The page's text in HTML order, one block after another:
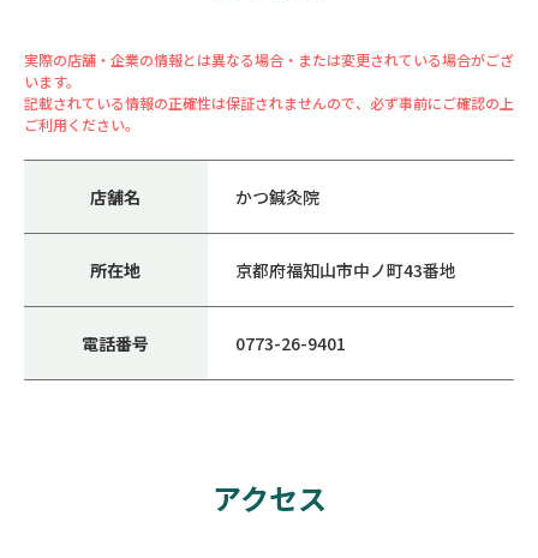
実際の店舗・企業の情報とは異なる場合・または変更されている場合がござ
います。
記載されている情報の正確性は保証されませんので、必ず事前にご確認の上
ご利用ください。
店舗名 かつ鍼灸院
所在地 京都府福知山市中ノ町43番地
電話番号 0773-26-9401
アクセス